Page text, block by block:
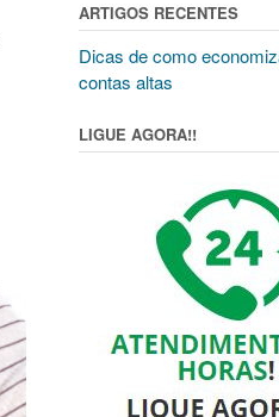
ARTIGOS RECENTES
Dicas de como
contas altas
LIGUE AGORA!!